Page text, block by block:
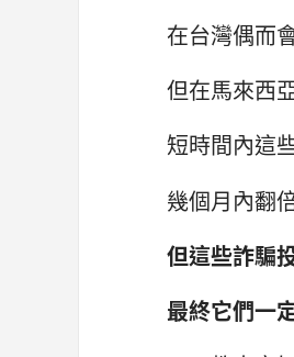
在台灣偶而
但在馬來西
短時間內這
幾個月內翻
但這些詐騙
最終它們一